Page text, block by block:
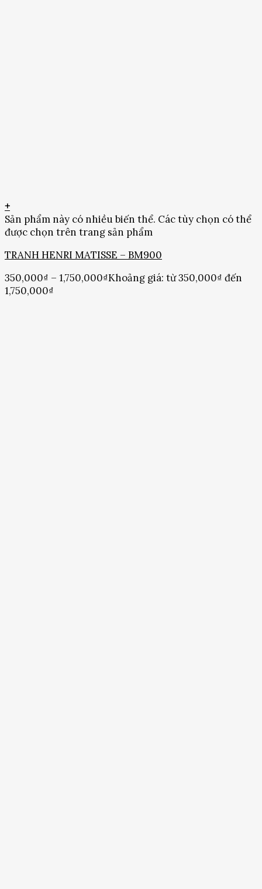
+
Sản phẩm này có nhiều biến thể. Các tùy chọn có thể
được chọn trên trang sản phẩm
TRANH HENRI MATISSE – BM900
350,000₫ – 1,750,000₫Khoảng giá: từ 350,000₫ đến
1,750,000₫